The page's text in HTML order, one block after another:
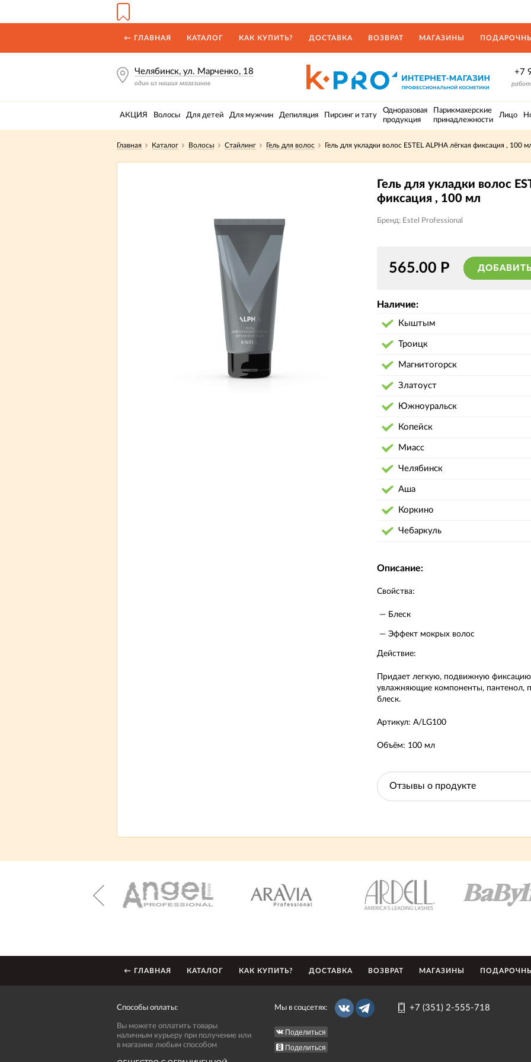
← ГЛАВНАЯ КАТАЛОГ КАК КУПИТЬ? ДОСТАВКА ВОЗВРАТ МАГАЗИНЫ
Челябинск, ул. Марченко, 18
один из наших магазинов
+7
АКЦИЯ Волосы Для детей Для мужчин Депиляция Пирсинг и тату
Одноразовая
продукция
Парикмахерские
принадлежности
Лицо
Главная Каталог Волосы Стайлинг Гель для волос Гель для укладки волос ESTEL ALPHA лёгкая фиксация , 100
Гель для укладки волос
фиксация , 100 мл
Бренд: Estel Professional
565.00 Р
Наличие:
Кыштым
Троицк
Магнитогорск
Златоуст
Южноуральск
Копейск
Миасс
Челябинск
Аша
Коркино
Чебаркуль
Описание:
Свойства:
Блеск
Эффект мокрых волос
Действие:
Придает легкую, подвижную
увлажняющие компоненты, пантенол,
блеск.
Артикул: A/LG100
Объём: 100 мл
Отзывы о продукте
← ГЛАВНАЯ КАТАЛОГ КАК КУПИТЬ? ДОСТАВКА ВОЗВРАТ МАГАЗИНЫ
Способы оплаты:
Вы можете оплатить товары
наличным курьеру при получение или
в магазине любым способом
Мы в соцсетях:
Поделиться
Поделиться
+7 (351) 2-555-718